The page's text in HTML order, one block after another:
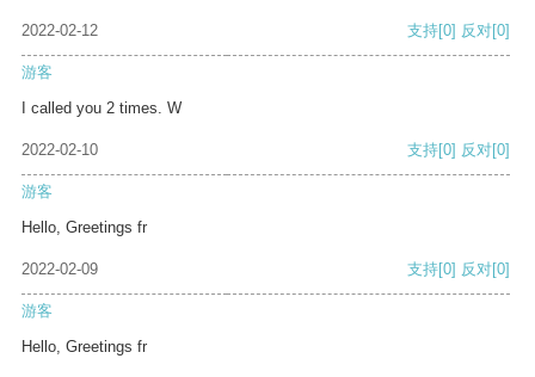
2022-02-12 支持[0] 反对[0]
游客
I called you 2 times. W
2022-02-10 支持[0] 反对[0]
游客
Hello, Greetings fr
2022-02-09 支持[0] 反对[0]
游客
Hello, Greetings fr